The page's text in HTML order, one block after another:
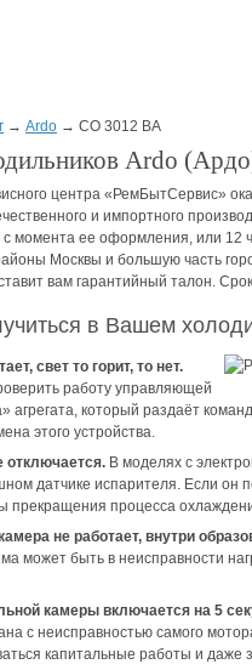
→ Ardo → CO 3012 BA
Ardo
центра «РемБытСервис»
и импортного
с момента ее оформления, или 12
Москвы и большую часть
вам гарантийный талон.
в Вашем
свет то горит, то нет.
работу управляющей
агрегата, который раздаёт
этого устройства.
отключается. В моделях с
датчике испарителя. Если он
прекращения процесса
не работает, внутри
может быть в неисправности
камеры включается на 5
с неисправностью самого
капитальные работы и даже